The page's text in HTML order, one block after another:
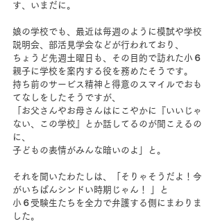
す、いまだに。
娘の学校でも、最近は毎週のように模試や学校
説明会、部活見学会などが行われており、
ちょうど先週土曜日も、その目的で訪れた小６
親子に学校を案内する役を務めたそうです。
持ち前のサービス精神と得意のスマイルでおも
てなしをしたそうですが、
「お父さんやお母さんはにこやかに『いいじゃ
ない、この学校』とか話してるのが聞こえるの
に、
子どもの表情がみんな暗いのよ」と。
それを聞いたわたしは、「そりゃそうだよ！今
がいちばんシンドい時期じゃん！ 」と
小６受験生たちを全力で弁護する側にまわりま
した。